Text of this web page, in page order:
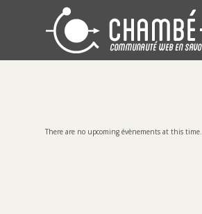
There are no upcoming évènements at this time.